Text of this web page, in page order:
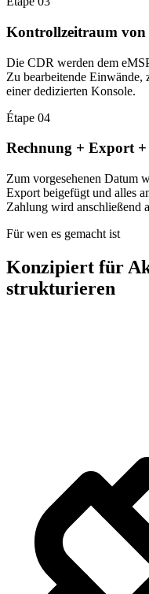
Kontrollzeitraum von
Die CDR werden dem
Zu bearbeitende
einer dedizierten Konsole.
Étape 04
Rechnung + Export +
Zum vorgesehenen Datum
Export beigefügt und alles
Zahlung wird anschließend
Für wen es gemacht ist
Konzipiert für
strukturieren